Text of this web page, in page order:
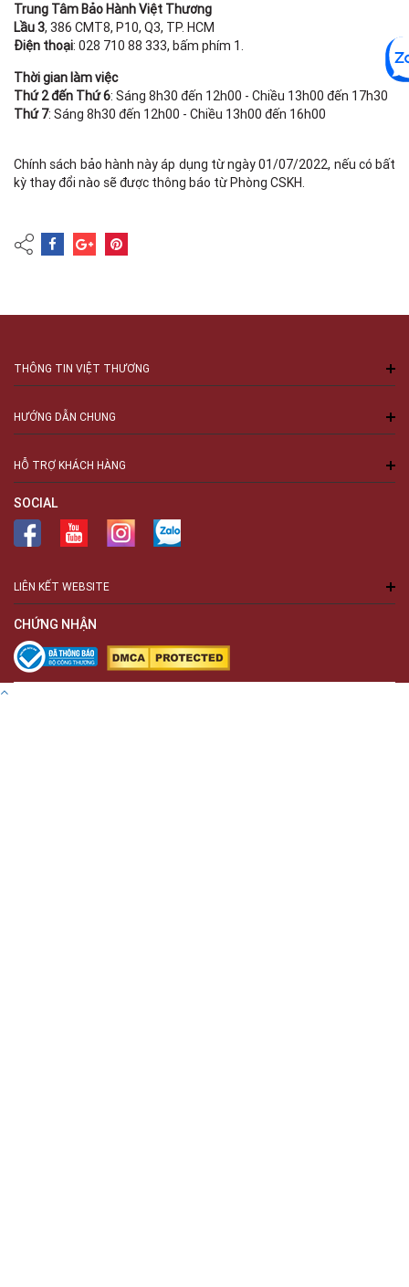
Trung Tâm Bảo Hành Việt Thương
Lầu 3, 386 CMT8, P10, Q3, TP. HCM
Điện thoại: 028 710 88 333, bấm phím 1.
Thời gian làm việc
Thứ 2 đến Thứ 6: Sáng 8h30 đến 12h00 - Chiều 13h00 đến 17h30
Thứ 7: Sáng 8h30 đến 12h00 - Chiều 13h00 đến 16h00
Chính sách bảo hành này áp dụng từ ngày 01/07/2022, nếu có bất
kỳ thay đổi nào sẽ được thông báo từ Phòng CSKH.
THÔNG TIN VIỆT THƯƠNG
HƯỚNG DẪN CHUNG
HỖ TRỢ KHÁCH HÀNG
SOCIAL
LIÊN KẾT WEBSITE
CHỨNG NHẬN